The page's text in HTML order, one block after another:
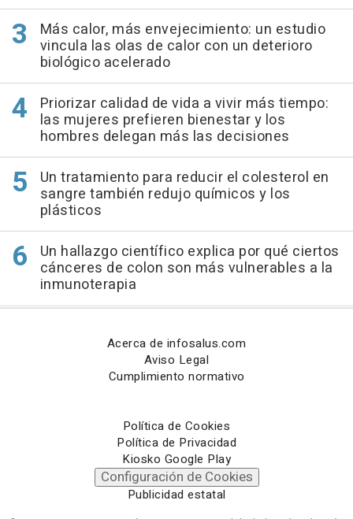
Más calor, más envejecimiento: un estudio
vincula las olas de calor con un deterioro
biológico acelerado
Priorizar calidad de vida a vivir más tiempo:
las mujeres prefieren bienestar y los
hombres delegan más las decisiones
Un tratamiento para reducir el colesterol en
sangre también redujo químicos y los
plásticos
Un hallazgo científico explica por qué ciertos
cánceres de colon son más vulnerables a la
inmunoterapia
Acerca de infosalus.com
Aviso Legal
Cumplimiento normativo
Política de Cookies
Política de Privacidad
Kiosko Google Play
Configuración de Cookies
Publicidad estatal